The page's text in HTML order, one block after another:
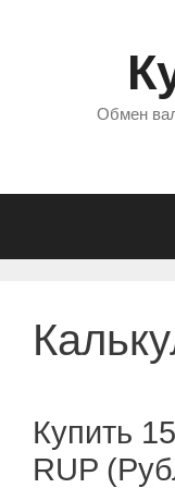
Обмен
Купить
RUP